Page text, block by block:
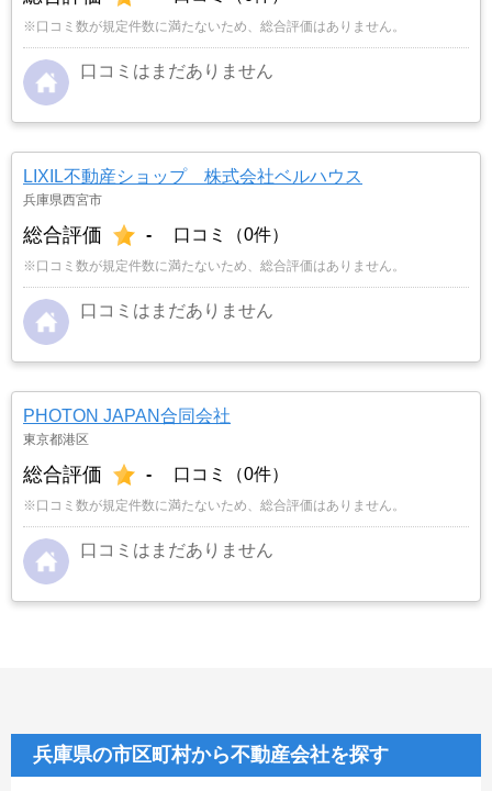
※口コミ数が規定件数に満たないため、総合評価はありません。
口コミはまだありません
LIXIL不動産ショップ 株式会社ベルハウス
兵庫県西宮市
総合評価 - 口コミ（0件）
※口コミ数が規定件数に満たないため、総合評価はありません。
口コミはまだありません
PHOTON JAPAN合同会社
東京都港区
総合評価 - 口コミ（0件）
※口コミ数が規定件数に満たないため、総合評価はありません。
口コミはまだありません
兵庫県の市区町村から不動産会社を探す